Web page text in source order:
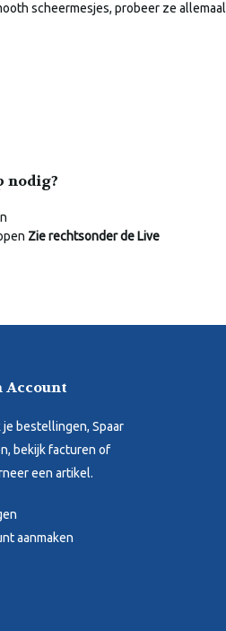
scheermesjes, probeer ze
nodig?
Zie rechtsonder de Live
Account
je bestellingen, Spaar
bekijk facturen of
een artikel.
aanmaken